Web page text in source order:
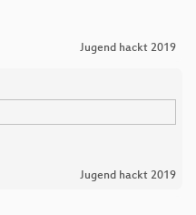
Jugend hackt 2019
Jugend hackt 2019